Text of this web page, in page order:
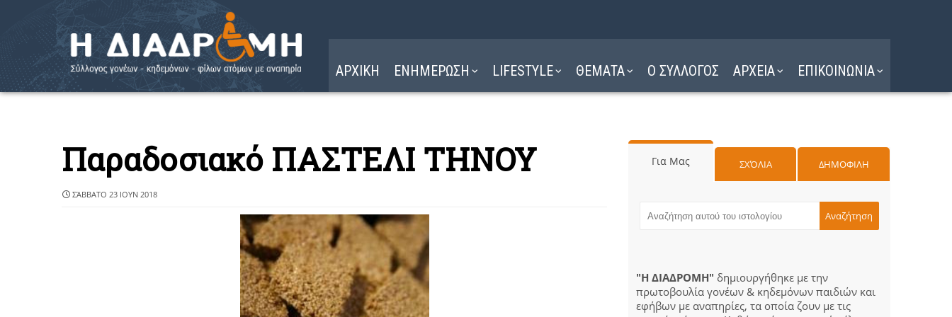
ΑΡΧΙΚΗ ΕΝΗΜΕΡΩΣΗ LIFESTYLE ΘΕΜΑΤΑ Ο ΣΥΛΛΟΓΟΣ ΑΡΧΕΙΑ ΕΠΙΚΟΙΝΩΝΙΑ
Παραδοσιακό ΠΑΣΤΕΛΙ ΤΗΝΟΥ
ΣΆΒΒΑΤΟ 23 ΙΟΥΝ 2018
Για Μας ΣΧΌΛΙΑ ΔΗΜΟΦΙΛΗ
"Η ΔΙΑΔΡΟΜΗ" δημιουργήθηκε με την
πρωτοβουλία γονέων & κηδεμόνων παιδιών και
εφήβων με αναπηρίες, τα οποία ζουν με τις